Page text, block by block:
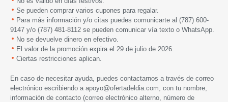
Se pueden comprar varios cupones para regalar.
Para más información y/o citas puedes comunicarte al (787) 600-
9147 y/o (787) 481-8112 se pueden comunicar vía texto o WhatsApp.
No se devuelve dinero en efectivo.
El valor de la promoción expira el 29 de julio de 2026.
Ciertas restricciones aplican.
En caso de necesitar ayuda, puedes contactarnos a través de correo
electrónico escribiendo a apoyo@ofertadeldia.com , con tu nombre,
información de contacto (correo electrónico alterno, número de